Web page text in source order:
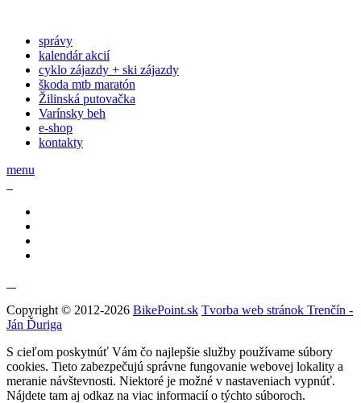
správy
kalendár akcií
cyklo zájazdy + ski zájazdy
škoda mtb maratón
Žilinská putovačka
Varínsky beh
e-shop
kontakty
menu
Copyright © 2012-2026 BikePoint.sk Tvorba web stránok Trenčín -
Ján Ďuriga
S cieľom poskytnúť Vám čo najlepšie služby používame súbory
cookies. Tieto zabezpečujú správne fungovanie webovej lokality a
meranie návštevnosti. Niektoré je možné v nastaveniach vypnúť.
Nájdete tam aj odkaz na viac informacií o týchto súboroch.